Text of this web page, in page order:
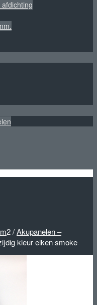
2/Akupanelen –
kleur eiken smoke